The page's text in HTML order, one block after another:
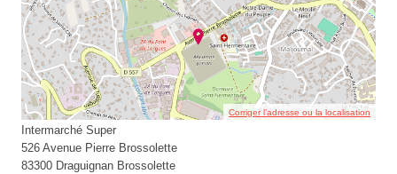
Corriger l’adresse ou la localisation
Intermarché Super
526 Avenue Pierre Brossolette
83300 Draguignan Brossolette